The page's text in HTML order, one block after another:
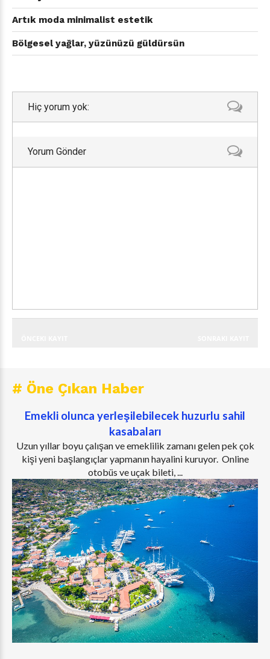
Artık moda minimalist estetik
Bölgesel yağlar, yüzünüzü güldürsün
Hiç yorum yok:
Yorum Gönder
# Öne Çıkan Haber
Emekli olunca yerleşilebilecek huzurlu sahil
kasabaları
Uzun yıllar boyu çalışan ve emeklilik zamanı gelen pek çok
kişi yeni başlangıçlar yapmanın hayalini kuruyor. Online
otobüs ve uçak bileti, ...